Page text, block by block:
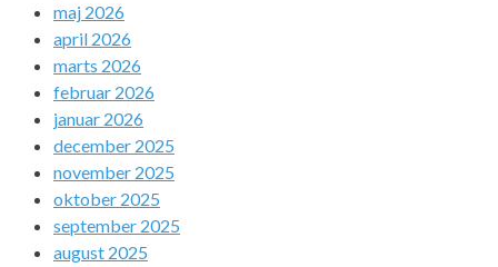
maj 2026
april 2026
marts 2026
februar 2026
januar 2026
december 2025
november 2025
oktober 2025
september 2025
august 2025